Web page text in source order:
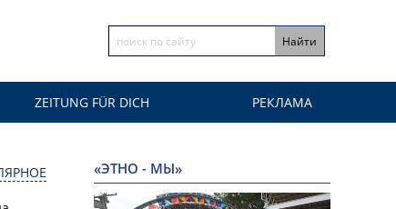
ZEITUNG FÜR DICH РЕКЛАМА
«ЭТНО - МЫ»